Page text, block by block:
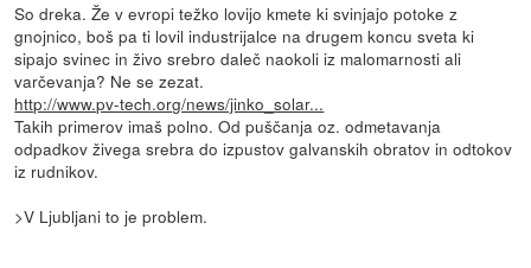
So dreka. Že v evropi težko lovijo kmete ki svinjajo potoke z
gnojnico, boš pa ti lovil industrijalce na drugem koncu sveta ki
sipajo svinec in živo srebro daleč naokoli iz malomarnosti ali
varčevanja? Ne se zezat.
http://www.pv-tech.org/news/jinko_solar...
Takih primerov imaš polno. Od puščanja oz. odmetavanja
odpadkov živega srebra do izpustov galvanskih obratov in odtokov
iz rudnikov.
>V Ljubljani to je problem.